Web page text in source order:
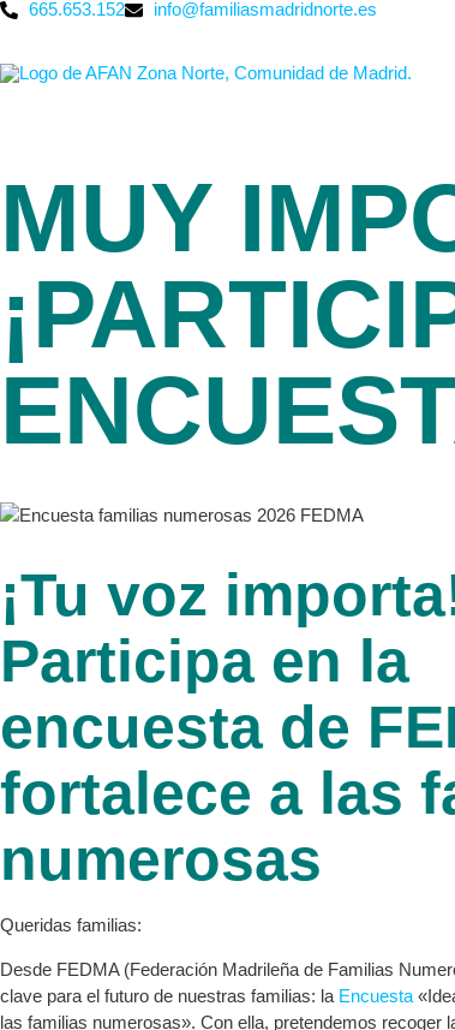
665.653.152 info@familiasmadridnorte.es
MUY
¡Tu voz
Participa en la
encuesta de
fortalece a las
numerosas
Queridas familias:
Desde FEDMA (Federación Madrileña de Familias
clave para el futuro de nuestras familias: la Encuesta
las familias numerosas». Con ella, pretendemos recoger